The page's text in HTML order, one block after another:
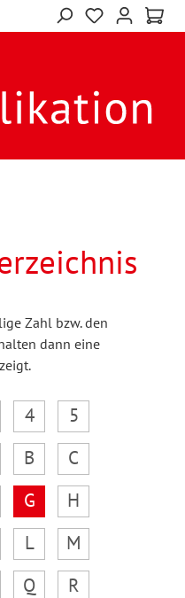
Zahl bzw. den
dann eine
4
5
B
C
G
H
L
M
Q
R